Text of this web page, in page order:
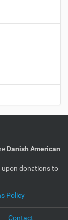
Danish American
upon donations to
Policy
Contact